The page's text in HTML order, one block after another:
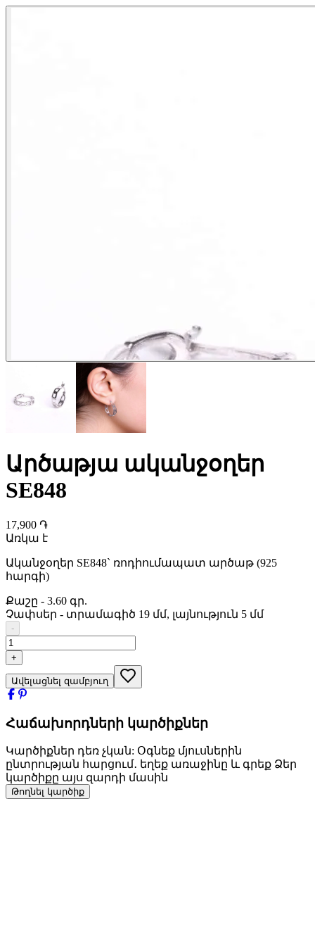
Արծաթյա ականջօղեր
SE848
17,900 ֏
Առկա է
Ականջօղեր SE848` ռոդիումապատ արծաթ (925
հարգի)
Քաշը - 3.60 գր.
Չափսեր - տրամագիծ 19 մմ, լայնություն 5 մմ
-
+
Ավելացնել զամբյուղ
Հաճախորդների կարծիքներ
Կարծիքներ դեռ չկան: Օգնեք մյուսներին
ընտրության հարցում․ եղեք առաջինը և գրեք Ձեր
կարծիքը այս զարդի մասին
Թողնել կարծիք